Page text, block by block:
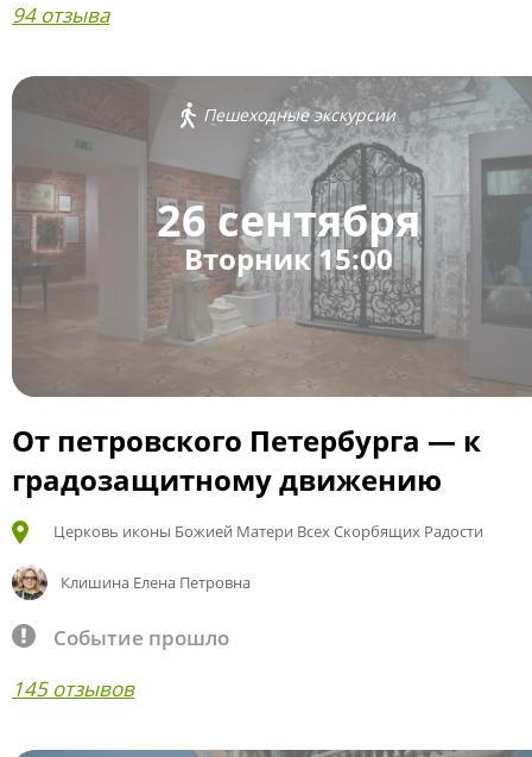
94 отзыва
Пешеходные экскурсии
26 сентября
Вторник 15:00
От петровского Петербурга — к
градозащитному движению
Церковь иконы Божией Матери Всех Скорбящих Радости
Клишина Елена Петровна
Событие прошло
145 отзывов